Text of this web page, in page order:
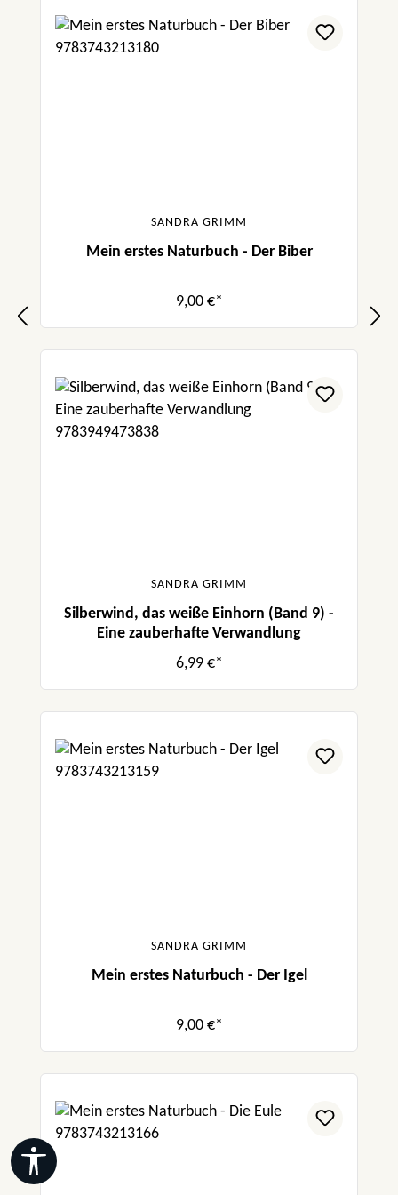
SANDRA GRIMM
Mein erstes Naturbuch - Der Biber
9,00 €*
SANDRA GRIMM
Silberwind, das weiße Einhorn (Band 9) -
Eine zauberhafte Verwandlung
6,99 €*
SANDRA GRIMM
Mein erstes Naturbuch - Der Igel
9,00 €*
Werkzeugleiste anzeigen